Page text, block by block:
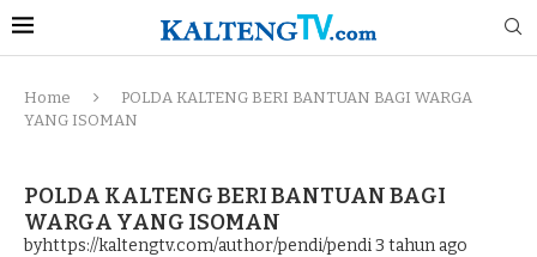
Home
POLDA KALTENG BERI BANTUAN BAGI WARGA
YANG ISOMAN
POLDA KALTENG BERI BANTUAN BAGI
WARGA YANG ISOMAN
byhttps://kaltengtv.com/author/pendi/pendi3 tahun ago